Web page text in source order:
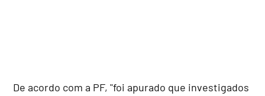
De acordo com a PF, "foi apurado que investigados